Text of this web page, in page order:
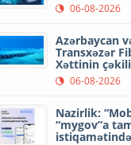
06-08-2026
Azərbaycan
Transxəzər
Xəttinin
06-08-2026
Nazirlik:
“mygov”a